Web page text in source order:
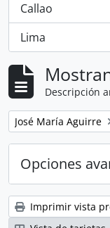
Callao
, 35 resultados
Lima
, 4 resultados
Descripción
Remove filter:
José María Aguirre
Opciones
Imprimir vista